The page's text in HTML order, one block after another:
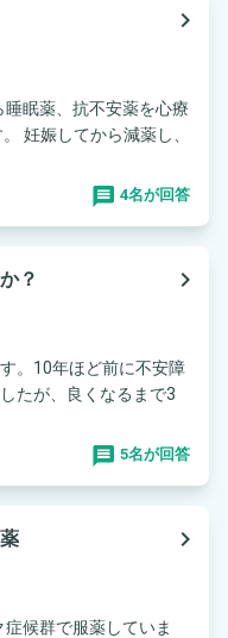
navigate_next
眠薬、抗不安薬を心療
、
4名が回答
？
navigate_next
。10年ほど前に不安障
たが、良くなるまで3
5名が回答
navigate_next
候群で服薬していま